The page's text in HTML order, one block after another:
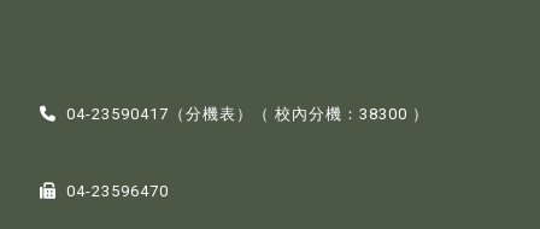
04-23590417（分機表 ）（ 校內分機：38300 ）
04-23596470